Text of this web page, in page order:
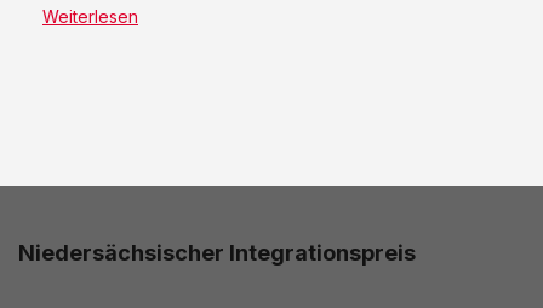
Weiterlesen
Niedersächsischer Integrationspreis